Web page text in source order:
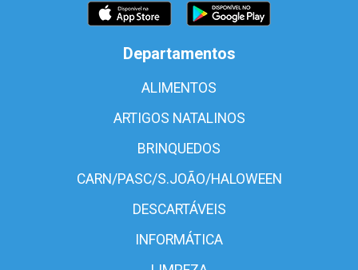
Departamentos
ALIMENTOS
ARTIGOS NATALINOS
BRINQUEDOS
CARN/PASC/S.JOÃO/HALOWEEN
DESCARTÁVEIS
INFORMÁTICA